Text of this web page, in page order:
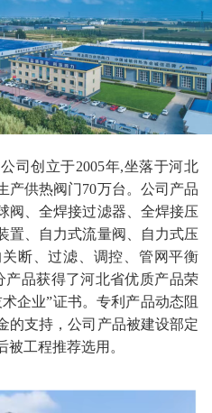
司创立于2005年,坐落于河北
产供热阀门70万台。公司产品
阀
、全焊接过滤器、全焊接压
置、自力式流量阀、自力式压
断、过滤、调控、管网平衡
品获得了河北省优质产品荣
企业”证书。专利产品动态阻
的支持，公司产品被建设部定
工程推荐选用。